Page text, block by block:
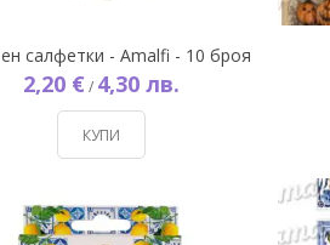
салфетки - Amalfi - 10 броя
2,20 € / 4,30 лв.
КУПИ